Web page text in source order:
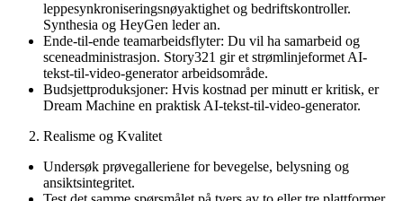
leppesynkroniseringsnøyaktighet og bedriftskontroller.
Synthesia og HeyGen leder an.
Ende-til-ende teamarbeidsflyter: Du vil ha samarbeid og
sceneadministrasjon. Story321 gir et strømlinjeformet AI-
tekst-til-video-generator arbeidsområde.
Budsjettproduksjoner: Hvis kostnad per minutt er kritisk, er
Dream Machine en praktisk AI-tekst-til-video-generator.
Realisme og Kvalitet
Undersøk prøvegalleriene for bevegelse, belysning og
ansiktsintegritet.